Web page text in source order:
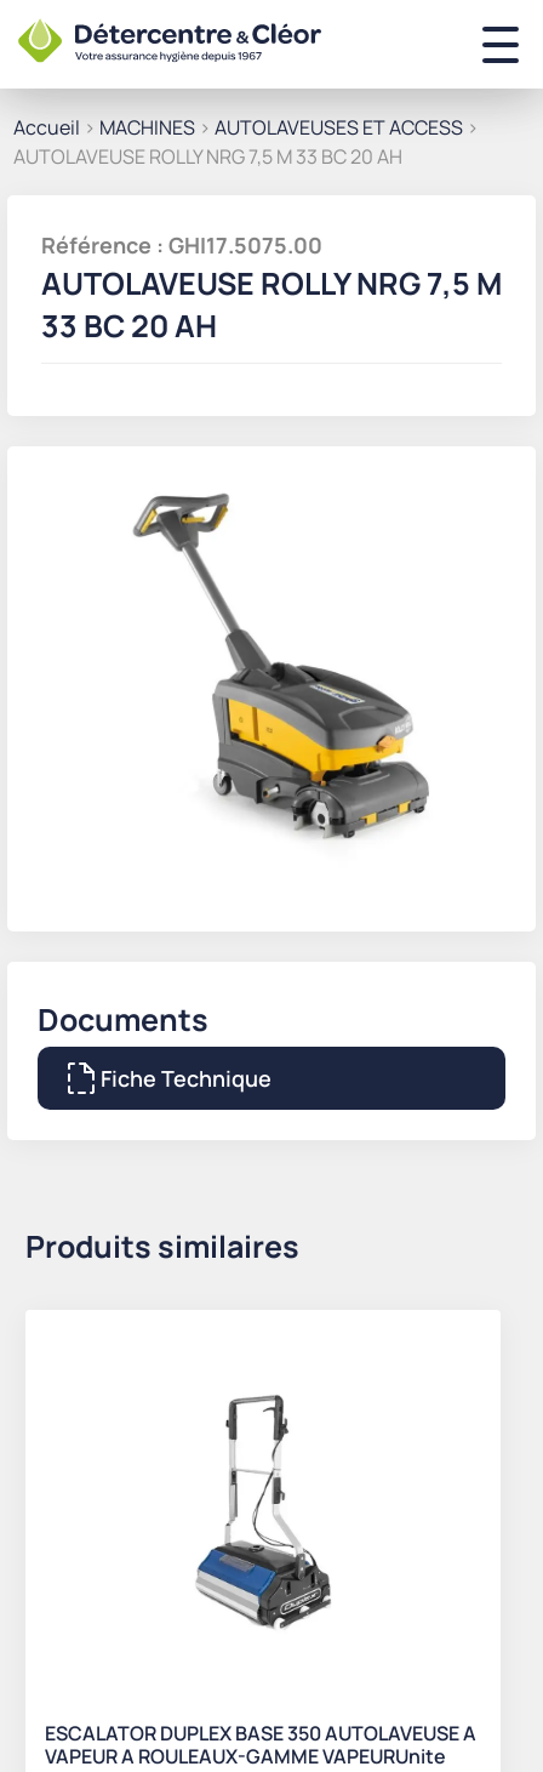
Accueil > MACHINES > AUTOLAVEUSES ET ACCESS >
AUTOLAVEUSE ROLLY NRG 7,5 M 33 BC 20 AH
Documents
Fiche Technique
Référence : GHI17.5075.00
AUTOLAVEUSE ROLLY NRG 7,5 M
33 BC 20 AH
Produits similaires
ESCALATOR DUPLEX BASE 350 AUTOLAVEUSE A
VAPEUR A ROULEAUX-GAMME VAPEURUnite